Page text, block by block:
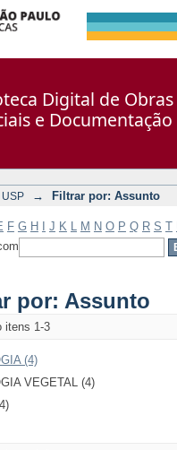
Digital de Obras
e
→ Filtrar por: Assunto
F G H J K M N O P Q R S T
por: Assunto
itens 1-3
(4)
VEGETAL (4)